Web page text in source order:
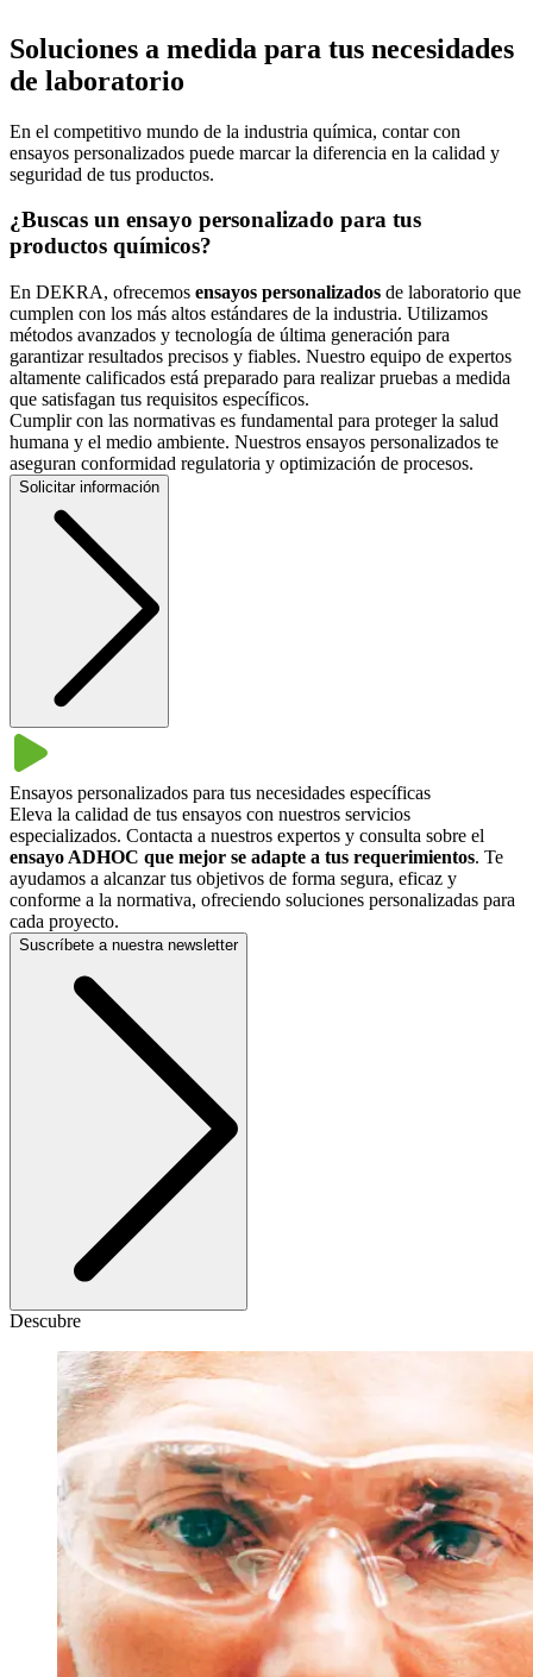
Soluciones a medida para tus necesidades
de laboratorio
En el competitivo mundo de la industria química, contar con
ensayos personalizados puede marcar la diferencia en la calidad y
seguridad de tus productos.
¿Buscas un ensayo personalizado para tus
productos químicos?
En DEKRA, ofrecemos ensayos personalizados de laboratorio que
cumplen con los más altos estándares de la industria. Utilizamos
métodos avanzados y tecnología de última generación para
garantizar resultados precisos y fiables. Nuestro equipo de expertos
altamente calificados está preparado para realizar pruebas a medida
que satisfagan tus requisitos específicos.
Cumplir con las normativas es fundamental para proteger la salud
humana y el medio ambiente. Nuestros ensayos personalizados te
aseguran conformidad regulatoria y optimización de procesos.
Solicitar información
Ensayos personalizados para tus necesidades específicas
Eleva la calidad de tus ensayos con nuestros servicios
especializados. Contacta a nuestros expertos y consulta sobre el
ensayo ADHOC que mejor se adapte a tus requerimientos. Te
ayudamos a alcanzar tus objetivos de forma segura, eficaz y
conforme a la normativa, ofreciendo soluciones personalizadas para
cada proyecto.
Suscríbete a nuestra newsletter
Descubre